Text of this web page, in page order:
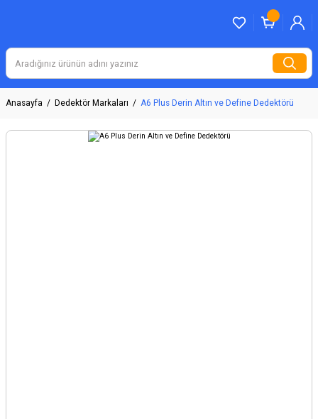
Anasayfa Dedektör Markaları A6 Plus Derin Altın ve Define Dedektörü